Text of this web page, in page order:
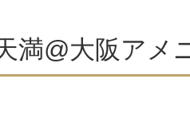
満@大阪アメ